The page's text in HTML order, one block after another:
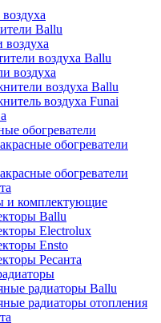
Ballu
воздуха
воздуха Ballu
воздуха
воздуха Ballu
воздуха Funai
обогреватели
обогреватели
обогреватели
и комплектующие
Ballu
Electrolux
Ensto
Ресанта
радиаторы Ballu
радиаторы отопления